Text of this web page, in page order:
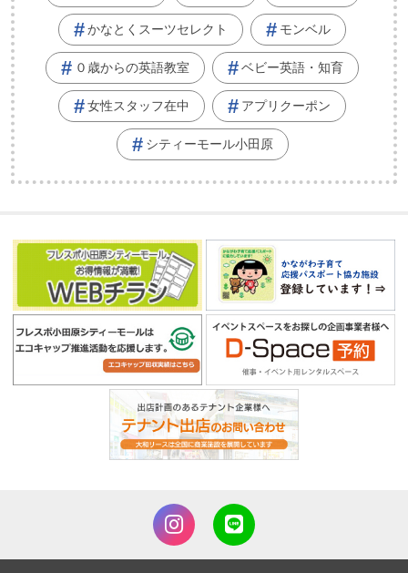
かなとくスーツセレクト モンベル
０歳からの英語教室 ベビー英語・知育
女性スタッフ在中 アプリクーポン
シティーモール小田原